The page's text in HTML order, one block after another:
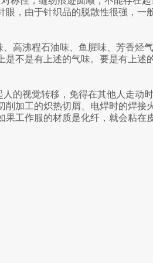
，由于针织品的脱散性很强，一
高沸程石油味、鱼腥味、芳香烃
不是有上述的气味。要是有上述
的视觉转移，免得在其他人走动
加工的炽热切屑、电焊时的焊接
工作服的材质是化纤，就会粘在